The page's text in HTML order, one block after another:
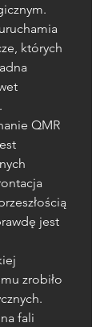
których
QMR
jest
zrobiło
fali